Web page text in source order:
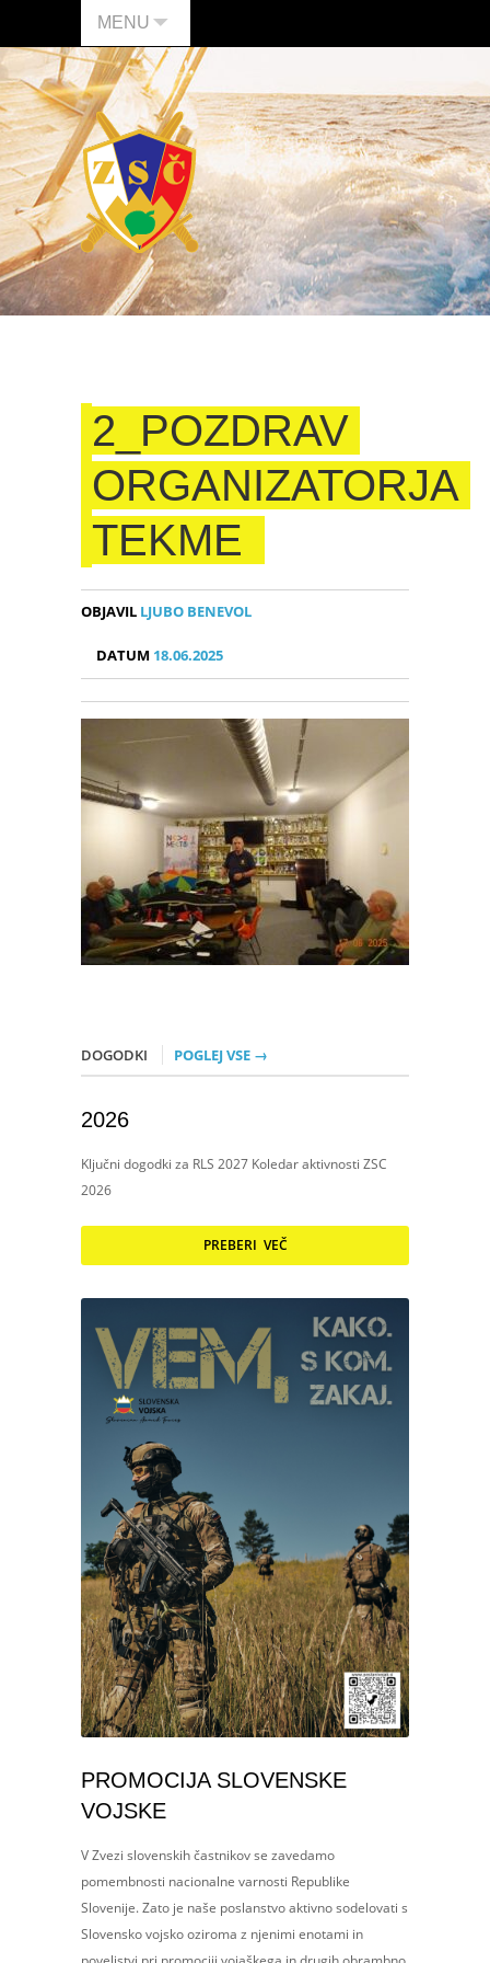
MENU
2_POZDRAV
ORGANIZATORJA
TEKME
OBJAVIL LJUBO BENEVOL
DATUM 18.06.2025
DOGODKI POGLEJ VSE →
2026
Ključni dogodki za RLS 2027 Koledar aktivnosti ZSC
2026
PREBERI VEČ
PROMOCIJA SLOVENSKE
VOJSKE
V Zvezi slovenskih častnikov se zavedamo
pomembnosti nacionalne varnosti Republike
Slovenije. Zato je naše poslanstvo aktivno sodelovati s
Slovensko vojsko oziroma z njenimi enotami in